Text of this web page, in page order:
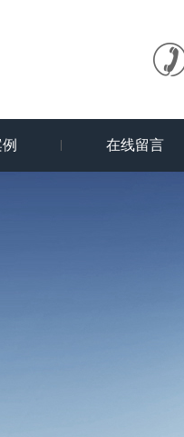
在线留言